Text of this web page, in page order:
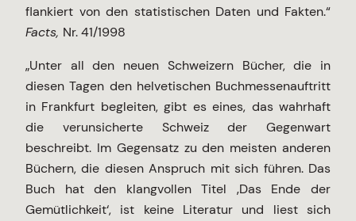
flankiert von den statistischen Daten und Fakten.“
Facts, Nr. 41/1998
„Unter all den neuen Schweizern Bücher, die in
diesen Tagen den helvetischen Buchmessenauftritt
in Frankfurt begleiten, gibt es eines, das wahrhaft
die verunsicherte Schweiz der Gegenwart
beschreibt. Im Gegensatz zu den meisten anderen
Büchern, die diesen Anspruch mit sich führen. Das
Buch hat den klangvollen Titel ‚Das Ende der
Gemütlichkeit‘, ist keine Literatur und liest sich